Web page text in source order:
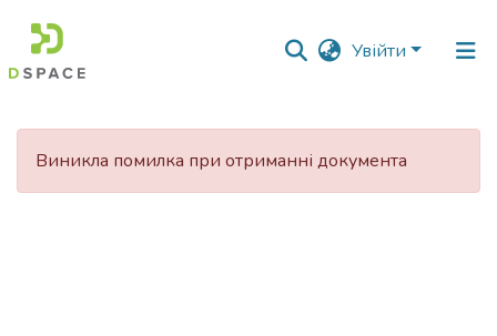
Увійти
Фонди
Виникла помилка при отриманні документа